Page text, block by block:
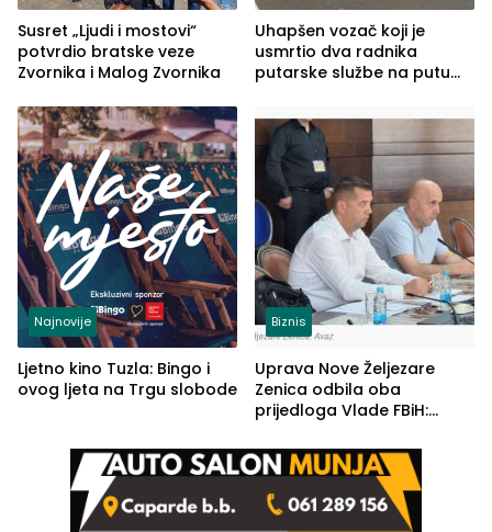
Susret „Ljudi i mostovi“
potvrdio bratske veze
Zvornika i Malog Zvornika
Uhapšen vozač koji je
usmrtio dva radnika
putarske službe na putu
(FOTO)
Najnovije
Ljetno kino Tuzla: Bingo i
ovog ljeta na Trgu slobode
Biznis
Uprava Nove Željezare
Zenica odbila oba
prijedloga Vlade FBiH:
rješenje